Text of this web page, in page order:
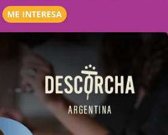
ME INTERESA